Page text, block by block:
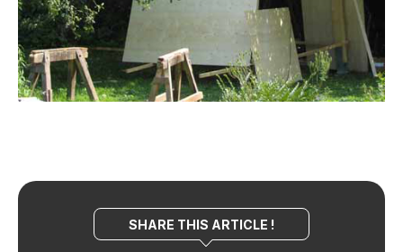
SHARE THIS ARTICLE !